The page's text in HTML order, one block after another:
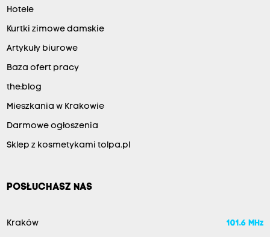
Hotele
Kurtki zimowe damskie
Artykuły biurowe
Baza ofert pracy
the:blog
Mieszkania w Krakowie
Darmowe ogłoszenia
Sklep z kosmetykami tolpa.pl
POSŁUCHASZ NAS
Kraków 101.6 MHz